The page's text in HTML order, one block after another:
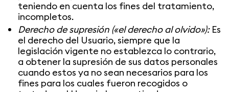
teniendo en cuenta los fines del tratamiento,
incompletos.
Derecho de supresión («el derecho al olvido»):Es
el derecho del Usuario, siempre que la
legislación vigente no establezca lo contrario,
a obtener la supresión de sus datos personales
cuando estos ya no sean necesarios para los
fines para los cuales fueron recogidos o